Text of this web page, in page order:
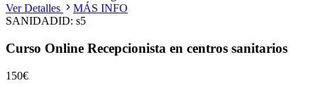
Ver Detalles
MÁS INFO
SANIDADID: s5
Curso Online Recepcionista en centros sanitarios
150€